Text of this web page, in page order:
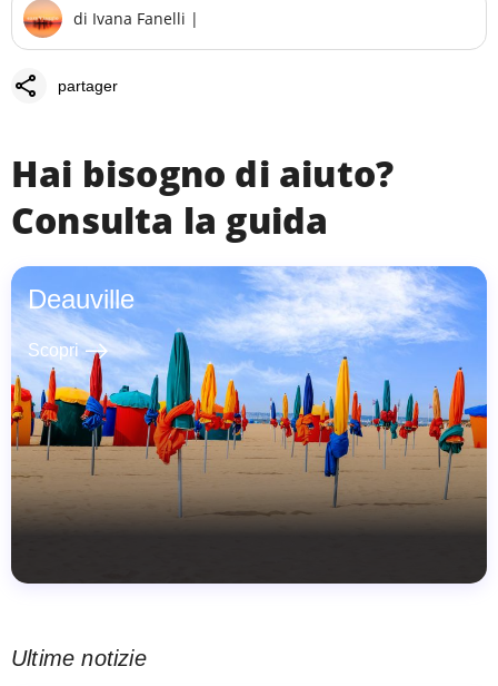
di Ivana Fanelli |
share partager
Hai bisogno di aiuto?
Consulta la guida
Deauville
Scopri east
Ultime notizie